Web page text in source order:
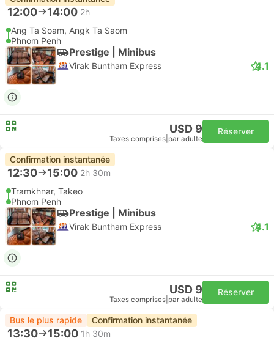
12:00 14:00 2h
Ang Ta Soam, Angk Ta Saom
Phnom Penh
Prestige | Minibus
Virak Buntham Express 4.1
USD 9
Taxes comprises par adulte
Réserver
Confirmation instantanée
12:30 15:00 2h 30m
Tramkhnar, Takeo
Phnom Penh
Prestige | Minibus
Virak Buntham Express 4.1
USD 9
Taxes comprises par adulte
Réserver
Bus le plus rapide Confirmation instantanée
13:30 15:00 1h 30m